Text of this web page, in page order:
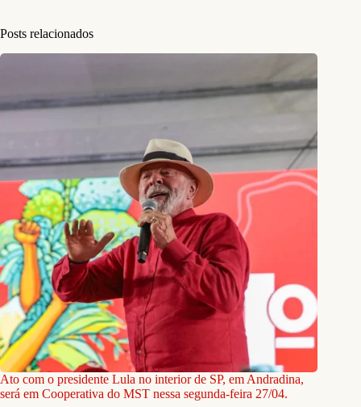
Posts relacionados
Ato com o presidente Lula no interior de SP, em Andradina,
será em Cooperativa do MST nessa segunda-feira 27/04.